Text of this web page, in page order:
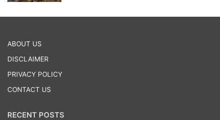
ABOUT US
DISCLAIMER
PRIVACY POLICY
CONTACT US
RECENT POSTS